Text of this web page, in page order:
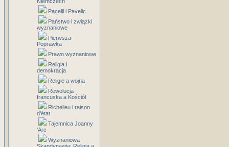
Pacelli i Pavelic
Państwo i związki
wyznaniowe
Pierwsza
Poprawka
Prawo wyznaniowe
Religia i
demokracja
Religie a wojna
Rewolucja
francuska a Kościół
Richelieu i raison
d'état
Tajemnica Joanny
'Arc
Wyznaniowa